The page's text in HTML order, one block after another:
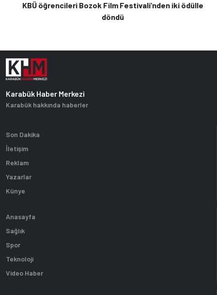
KBÜ öğrencileri Bozok Film Festivali’nden iki ödülle
döndü
Karabük Haber Merkezi
Karabük hakkında haberler
Son Dakika
İletişim
Reklam
Yazarlar
Künye
Anasayfa
Sağlık
Spor
Teknoloji
Video Haber